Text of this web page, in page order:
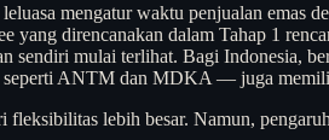
mengatur waktu penjualan emas
direncanakan dalam Tahap 1
sendiri mulai terlihat. Bagi Indonesia,
ANTM dan MDKA — juga
lebih besar. Namun,